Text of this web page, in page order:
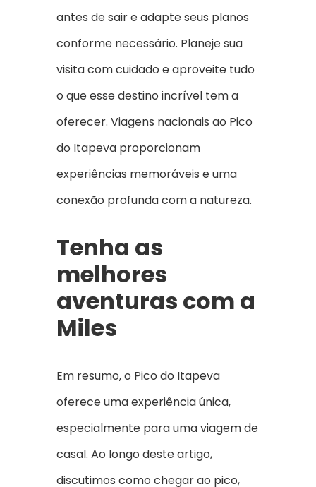
antes de sair e adapte seus planos
conforme necessário. Planeje sua
visita com cuidado e aproveite tudo
o que esse destino incrível tem a
oferecer. Viagens nacionais ao Pico
do Itapeva proporcionam
experiências memoráveis e uma
conexão profunda com a natureza.
Tenha as
melhores
aventuras com a
Miles
Em resumo, o Pico do Itapeva
oferece uma experiência única,
especialmente para uma viagem de
casal. Ao longo deste artigo,
discutimos como chegar ao pico,